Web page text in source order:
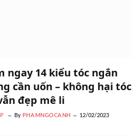
ngay 14 kiểu tóc ngắn
cần uốn – không hại tóc
đẹp mê li
By PHAMNGOCANH 12/02/2023